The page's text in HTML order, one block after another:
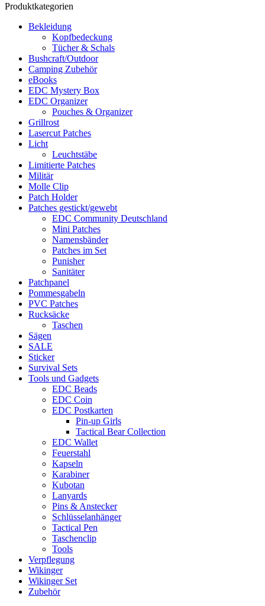
Produktkategorien
Bekleidung
Kopfbedeckung
Tücher & Schals
Bushcraft/Outdoor
Camping Zubehör
eBooks
EDC Mystery Box
EDC Organizer
Pouches & Organizer
Grillrost
Lasercut Patches
Licht
Leuchtstäbe
Limitierte Patches
Militär
Molle Clip
Patch Holder
Patches gestickt/gewebt
EDC Community Deutschland
Mini Patches
Namensbänder
Patches im Set
Punisher
Sanitäter
Patchpanel
Pommesgabeln
PVC Patches
Rucksäcke
Taschen
Sägen
SALE
Sticker
Survival Sets
Tools und Gadgets
EDC Beads
EDC Coin
EDC Postkarten
Pin-up Girls
Tactical Bear Collection
EDC Wallet
Feuerstahl
Kapseln
Karabiner
Kubotan
Lanyards
Pins & Anstecker
Schlüsselanhänger
Tactical Pen
Taschenclip
Tools
Verpflegung
Wikinger
Wikinger Set
Zubehör